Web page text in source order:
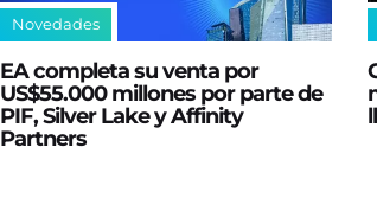
Novedades
EA completa su venta por
US$55.000 millones por parte de
PIF, Silver Lake y Affinity
Partners